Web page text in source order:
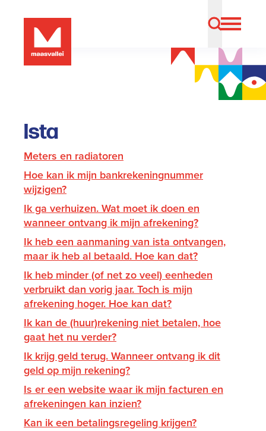
Ista
Meters en radiatoren
Hoe kan ik mijn bankrekeningnummer
wijzigen?
Ik ga verhuizen. Wat moet ik doen en
wanneer ontvang ik mijn afrekening?
Ik heb een aanmaning van ista ontvangen,
maar ik heb al betaald. Hoe kan dat?
Ik heb minder (of net zo veel) eenheden
verbruikt dan vorig jaar. Toch is mijn
afrekening hoger. Hoe kan dat?
Ik kan de (huur)rekening niet betalen, hoe
gaat het nu verder?
Ik krijg geld terug. Wanneer ontvang ik dit
geld op mijn rekening?
Is er een website waar ik mijn facturen en
afrekeningen kan inzien?
Kan ik een betalingsregeling krijgen?